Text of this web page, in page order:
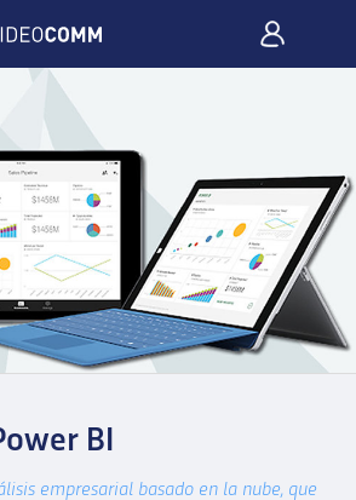
BI
empresarial basado en la nube, que